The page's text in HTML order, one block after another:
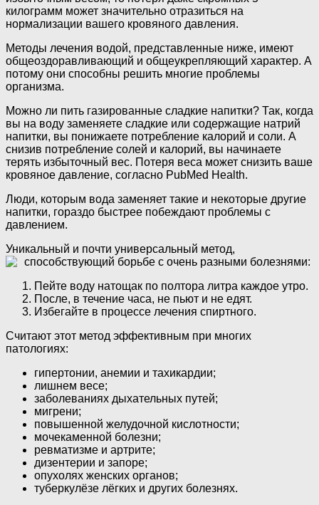
килограмм может значительно отразиться на
нормализации вашего кровяного давления.
Методы лечения водой, представленные ниже, имеют
общеоздоравливающий и общеукрепляющий характер. А
потому они способны решить многие проблемы
организма.
Можно ли пить газированные сладкие напитки? Так, когда
вы на воду заменяете сладкие или содержащие натрий
напитки, вы понижаете потребление калорий и соли. А
снизив потребление солей и калорий, вы начинаете
терять избыточный вес. Потеря веса может снизить ваше
кровяное давление, согласно PubMed Health.
Люди, которым вода заменяет такие и некоторые другие
напитки, гораздо быстрее побеждают проблемы с
давлением.
Уникальный и почти универсальный метод,
способствующий борьбе с очень разными болезнями:
Пейте воду натощак по полтора литра каждое утро.
После, в течение часа, не пьют и не едят.
Избегайте в процессе лечения спиртного.
Считают этот метод эффективным при многих
патологиях:
гипертонии, анемии и тахикардии;
лишнем весе;
заболеваниях дыхательных путей;
мигрени;
повышенной желудочной кислотности;
мочекаменной болезни;
ревматизме и артрите;
дизентерии и запоре;
опухолях женских органов;
туберкулёзе лёгких и других болезнях.